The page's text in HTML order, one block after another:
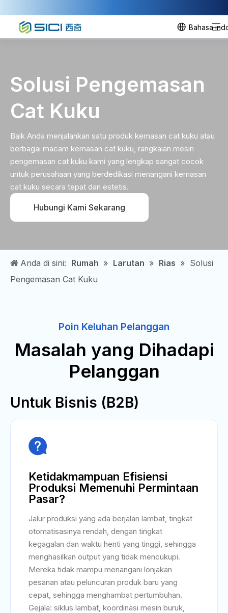
Bahasa
Solusi Pengemasan
Cat Kuku
Baik Anda menjalankan satu produk kemasan cat kuku atau
berbagai macam kemasan cat kuku, rangkaian mesin
pengemasan cat kuku kami yang lengkap sangat cocok
untuk perusahaan yang berdedikasi menangani kemasan
cat kuku secara tepat dan estetis.
Hubungi Kami Sekarang
Anda di sini: Rumah » Larutan » Rias » Solusi
Pengemasan Cat Kuku
Poin Keluhan Pelanggan
Masalah yang Dihadapi
Pelanggan
Untuk Bisnis (B2B)

Ketidakmampuan Efisiensi
Produksi Memenuhi Permintaan
Pasar?
Jalur produksi yang ada berjalan lambat, tingkat
otomatisasinya rendah, dengan tingkat
kegagalan dan waktu henti yang tinggi, sehingga
menghasilkan output yang tidak mencukupi.
Mereka tidak mampu menangani lonjakan
pesanan atau peluncuran produk baru yang
cepat, sehingga menghambat pertumbuhan.
Gejala: siklus lambat, koordinasi mesin buruk,